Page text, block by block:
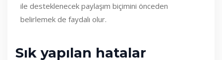
ile desteklenecek paylaşım biçimini önceden
belirlemek de faydalı olur.
Sık yapılan hatalar